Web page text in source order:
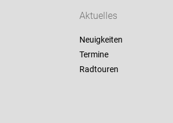
Aktuelles
Neuigkeiten
Termine
Radtouren